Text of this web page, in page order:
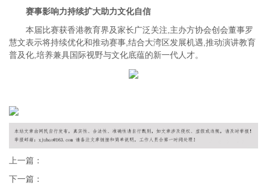
赛事影响力持续扩大助力文化自信
本届比赛获香港教育界及家长广泛关注,主办方协会创会董事罗
慧文表示将持续优化和推动赛事,结合大湾区发展机遇,推动演讲教育
普及化,培养兼具国际视野与文化底蕴的新一代人才。
上一篇：
下一篇：